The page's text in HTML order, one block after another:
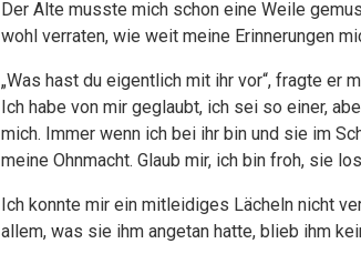
Der Alte musste mich schon eine Weile
wohl verraten, wie weit meine Erinnerungen
„Was hast du eigentlich mit ihr vor“, fragte er
Ich habe von mir geglaubt, ich sei so einer,
mich. Immer wenn ich bei ihr bin und sie im
meine Ohnmacht. Glaub mir, ich bin froh, sie
Ich konnte mir ein mitleidiges Lächeln nicht
allem, was sie ihm angetan hatte, blieb ihm